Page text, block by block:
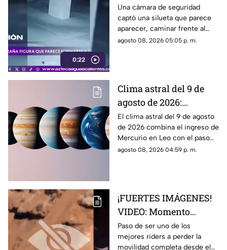
0:22
desaparecer frente a
una cámara
Una cámara de seguridad
captó una silueta que parece
aparecer, caminar frente al
lente y desaparecer. El video
agosto 08, 2026 05:05 p. m.
Clima astral del 9 de
agosto de 2026:
cambios en la
comunicación y
enfoque emocional
El clima astral del 9 de agosto
de 2026 combina el ingreso de
Mercurio en Leo con el paso
de la Luna a Cáncer y Venus en
agosto 08, 2026 04:59 p. m.
¡FUERTES IMÁGENES!
VIDEO: Momento
exacto en que famoso
rider catalán sufre una
Paso de ser uno de los
mejores riders a perder la
movilidad completa desde el